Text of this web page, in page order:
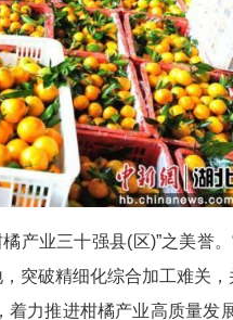
社的柑橘基地位于宜
合村及小溪塔柑橘总
以及产品溯源体系建
生态拦截、径流拦截
，使得皮薄光洁、色
食品”认证，深受国